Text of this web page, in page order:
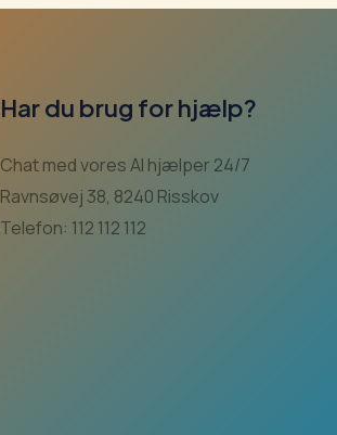
Har du brug for hjælp?
Chat med vores AI hjælper 24/7
Ravnsøvej 38, 8240 Risskov
Telefon: 112 112 112